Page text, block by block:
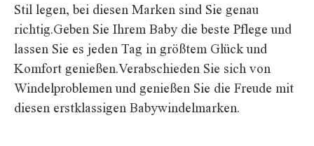
Stil legen, bei diesen Marken sind Sie genau
richtig.Geben Sie Ihrem Baby die beste Pflege und
lassen Sie es jeden Tag in größtem Glück und
Komfort genießen.Verabschieden Sie sich von
Windelproblemen und genießen Sie die Freude mit
diesen erstklassigen Babywindelmarken.